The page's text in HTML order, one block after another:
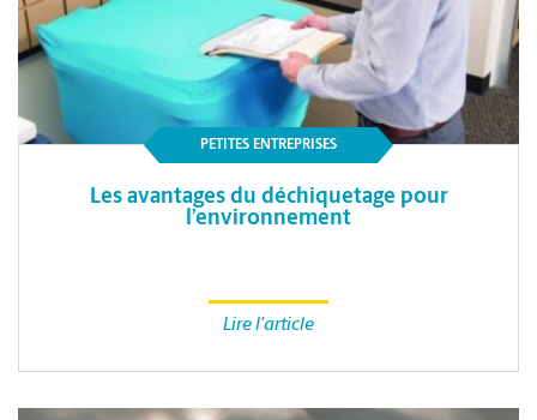
PETITES ENTREPRISES
Les avantages du déchiquetage pour
l’environnement
Lire l'article